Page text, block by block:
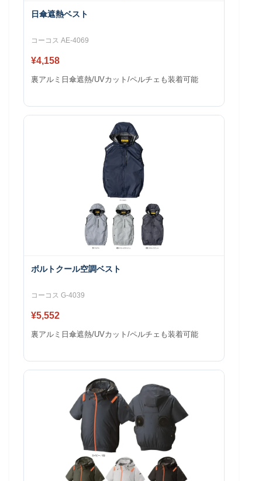
日傘遮熱ベスト
コーコス AE-4069
¥4,158
裏アルミ日傘遮熱/UVカット/ペルチェも装着可能
ボルトクール空調ベスト
コーコス G-4039
¥5,552
裏アルミ日傘遮熱/UVカット/ペルチェも装着可能